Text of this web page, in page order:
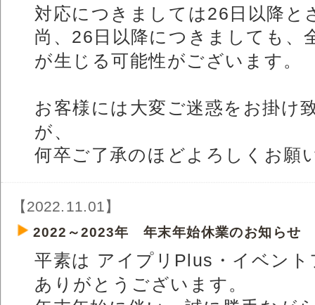
対応につきましては26日以降と
尚、26日以降につきましても、
が生じる可能性がございます。
お客様には大変ご迷惑をお掛け
が、
何卒ご了承のほどよろしくお願
【2022.11.01】
2022～2023年 年末年始休業のお知らせ
平素は アイプリPlus・イベン
ありがとうございます。